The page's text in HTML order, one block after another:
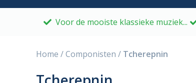
Voor de mooiste klassieke muziek...
Home /Componisten / Tcherepnin